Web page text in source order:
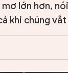
lớn hơn,
khi chúng